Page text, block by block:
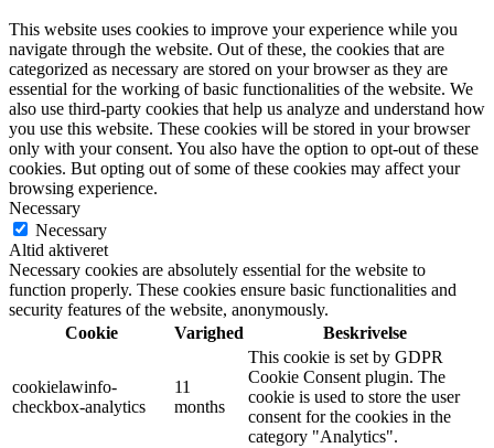
This website uses cookies to improve your experience while you
navigate through the website. Out of these, the cookies that are
categorized as necessary are stored on your browser as they are
essential for the working of basic functionalities of the website. We
also use third-party cookies that help us analyze and understand how
you use this website. These cookies will be stored in your browser
only with your consent. You also have the option to opt-out of these
cookies. But opting out of some of these cookies may affect your
browsing experience.
Necessary
Necessary
Altid aktiveret
Necessary cookies are absolutely essential for the website to
function properly. These cookies ensure basic functionalities and
security features of the website, anonymously.
Cookie
Varighed Beskrivelse
cookielawinfo-
checkbox-analytics
11
months
This cookie is set by GDPR
Cookie Consent plugin. The
cookie is used to store the user
consent for the cookies in the
category "Analytics".